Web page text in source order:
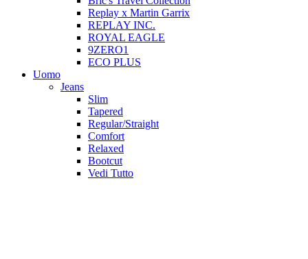
Replay x Martin Garrix
REPLAY INC.
ROYAL EAGLE
9ZERO1
ECO PLUS
Uomo
Jeans
Slim
Tapered
Regular/Straight
Comfort
Relaxed
Bootcut
Vedi Tutto